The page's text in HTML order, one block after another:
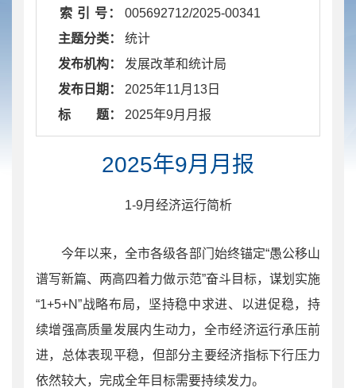
索 引 号：
005692712/2025-00341
主题分类：
统计
发布机构：
发展改革和统计局
发布日期：
2025年11月13日
标 题：
​ 2025年9月月报
2025年9月月报
1-9月经济运行简析
今年以来，全市各级各部门始终锚定“愚公移山
谱写新篇、两高四着力做示范”奋斗目标，谋划实施
“1+5+N”战略布局，坚持稳中求进、以进促稳，持
续增强高质量发展内生动力，全市经济运行承压前
进，总体表现平稳，但部分主要经济指标下行压力
依然较大，完成全年目标需要持续发力。